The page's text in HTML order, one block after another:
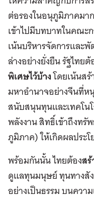
ต่อรองในอนุภูมิภาคมา
เข้าไปมีบทบาทในคณะ
เน้นบริหารจัดการและ
ล่างอย่างยั่งยืน รัฐไทยต้
พิเศษไว้บ้างโดยเน้นส
มหาอำนาจอย่างจีนที่ห
สนับสนุนทุนและเทคโน
พลังงาน สิทธิ์เข้าถึงทรั
ภูมิภาค) ให้เกิดผลประ
พร้อมกันนั้น ไทยต้องส
ดูแลทุนมนุษย์ ทุนทางสั
อย่างเป็นธรรม บนควา